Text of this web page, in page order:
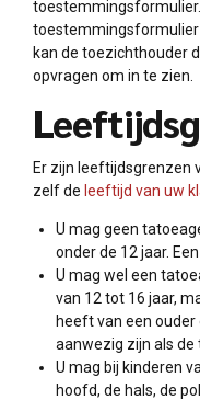
toestemmingsformulier
kan de toezichthouder
opvragen om in te zien.
Er zijn leeftijdsgrenzen
zelf de leeftijd van uw
U mag geen
onder de 12 jaar.
U mag wel een
van 12 tot 16 jaar,
heeft van een
aanwezig zijn als
U mag bij kinderen
hoofd, de hals, de